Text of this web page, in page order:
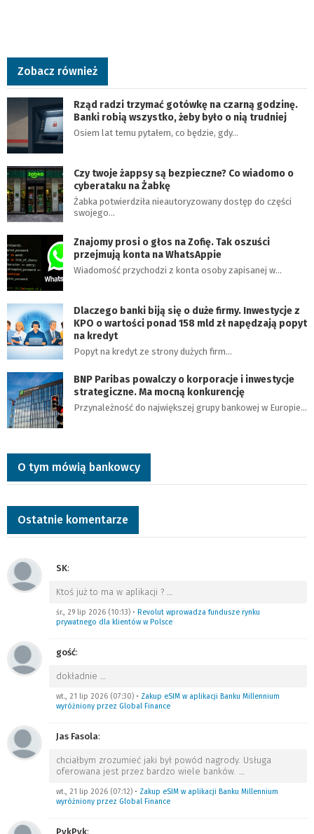
Zobacz również
Rząd radzi trzymać gotówkę na czarną godzinę.
Banki robią wszystko, żeby było o nią trudniej
Osiem lat temu pytałem, co będzie, gdy…
Czy twoje żappsy są bezpieczne? Co wiadomo o
cyberataku na Żabkę
Żabka potwierdziła nieautoryzowany dostęp do części
swojego…
Znajomy prosi o głos na Zofię. Tak oszuści
przejmują konta na WhatsAppie
Wiadomość przychodzi z konta osoby zapisanej w…
Dlaczego banki biją się o duże firmy. Inwestycje z
KPO o wartości ponad 158 mld zł napędzają popyt
na kredyt
Popyt na kredyt ze strony dużych firm…
BNP Paribas powalczy o korporacje i inwestycje
strategiczne. Ma mocną konkurencję
Przynależność do największej grupy bankowej w Europie…
O tym mówią bankowcy
Ostatnie komentarze
SK:
Ktoś już to ma w aplikacji ? …
śr., 29 lip 2026 (10:13) • Revolut wprowadza fundusze rynku
prywatnego dla klientów w Polsce
gość:
dokładnie …
wt., 21 lip 2026 (07:30) • Zakup eSIM w aplikacji Banku Millennium
wyróżniony przez Global Finance
Jas Fasola:
chciałbym zrozumieć jaki był powód nagrody. Usługa
oferowana jest przez bardzo wiele banków. …
wt., 21 lip 2026 (07:12) • Zakup eSIM w aplikacji Banku Millennium
wyróżniony przez Global Finance
PykPyk: